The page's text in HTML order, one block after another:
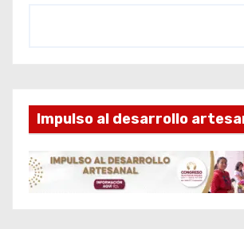
Impulso al desarrollo